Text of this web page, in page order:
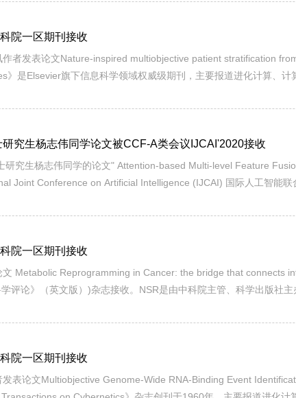
院一区期刊接收
者发表论文Nature-inspired multiobjective patient stratification
》是Elsevier旗下信息科学领域权威级期刊，主要报道进化计算、
究生杨志伟同学论文被CCF-A类会议IJCAI'2020接收
研究生杨志伟同学的论文" Attention-based Multi-level Feature
Joint Conference on Artificial Intelligence (IJCAI) 国际人工智能
院一区期刊接收
Metabolic Reprogramming in Cancer: the bridge that connects
评论》（英文版）)杂志接收。NSR是由中科院主管、科学出版社
院一区期刊接收
表论文Multiobjective Genome-Wide RNA-Binding Event